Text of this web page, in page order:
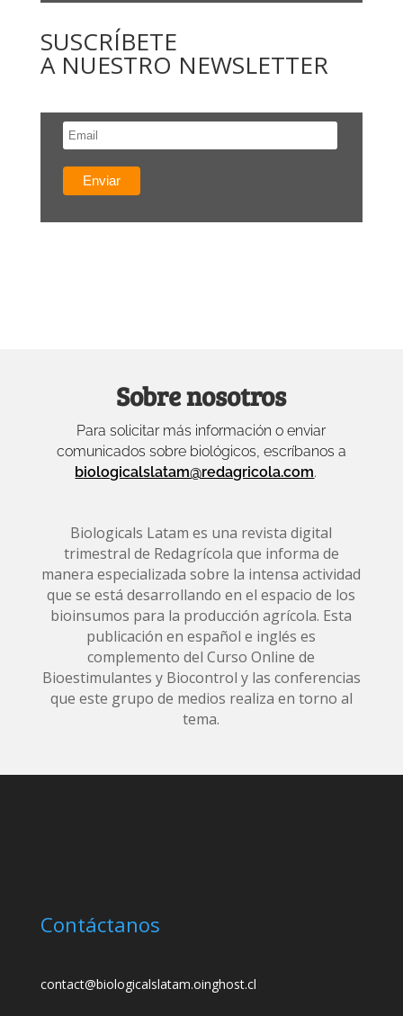
SUSCRÍBETE
A NUESTRO NEWSLETTER
Sobre nosotros
Para solicitar más información o enviar
comunicados sobre biológicos, escríbanos a
biologicalslatam@redagricola.com.
Biologicals Latam es una revista digital
trimestral de Redagrícola que informa de
manera especializada sobre la intensa actividad
que se está desarrollando en el espacio de los
bioinsumos para la producción agrícola. Esta
publicación en español e inglés es
complemento del Curso Online de
Bioestimulantes y Biocontrol y las conferencias
que este grupo de medios realiza en torno al
tema.
Contáctanos
contact@biologicalslatam.oinghost.cl